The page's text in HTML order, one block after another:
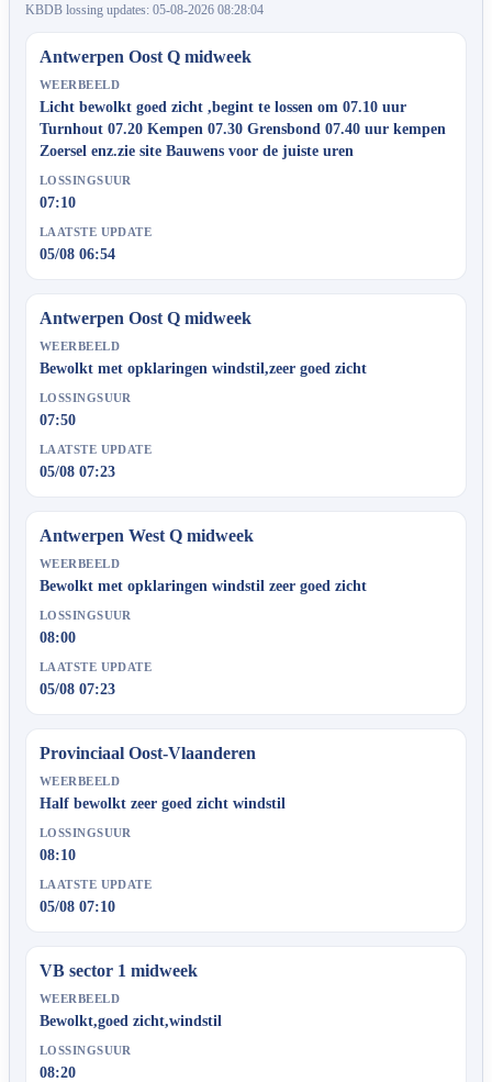
KBDB lossing updates: 05-08-2026 08:28:04
Antwerpen Oost Q midweek
WEERBEELD
Licht bewolkt goed zicht ,begint te lossen om 07.10 uur
Turnhout 07.20 Kempen 07.30 Grensbond 07.40 uur kempen
Zoersel enz.zie site Bauwens voor de juiste uren
LOSSINGSUUR
07:10
LAATSTE UPDATE
05/08 06:54
Antwerpen Oost Q midweek
WEERBEELD
Bewolkt met opklaringen windstil,zeer goed zicht
LOSSINGSUUR
07:50
LAATSTE UPDATE
05/08 07:23
Antwerpen West Q midweek
WEERBEELD
Bewolkt met opklaringen windstil zeer goed zicht
LOSSINGSUUR
08:00
LAATSTE UPDATE
05/08 07:23
Provinciaal Oost-Vlaanderen
WEERBEELD
Half bewolkt zeer goed zicht windstil
LOSSINGSUUR
08:10
LAATSTE UPDATE
05/08 07:10
VB sector 1 midweek
WEERBEELD
Bewolkt,goed zicht,windstil
LOSSINGSUUR
08:20